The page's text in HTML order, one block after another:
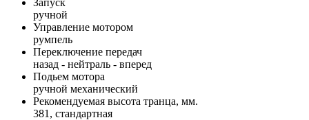
ручной
Управление мотором
румпель
Переключение передач
назад - нейтраль - вперед
Подьем мотора
ручной механический
Рекомендуемая высота транца, мм.
381, стандартная